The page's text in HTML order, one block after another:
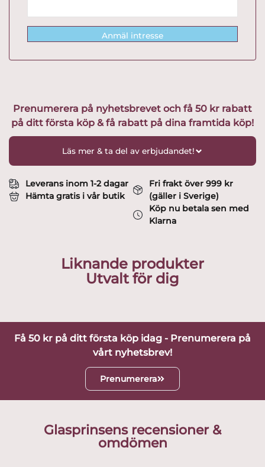
Anmäl intresse
Prenumerera på nyhetsbrevet och få 50 kr rabatt
på ditt första köp & få rabatt på dina framtida köp!
Läs mer & ta del av erbjudandet!
Leverans inom 1-2 dagar
Hämta gratis i vår butik
Fri frakt över 999 kr
(gäller i Sverige)
Köp nu betala sen med
Klarna
Liknande produkter
Utvalt för dig
Få 50 kr på ditt första köp idag - Prenumerera på
vårt nyhetsbrev!
Prenumerera
Glasprinsens recensioner &
omdömen